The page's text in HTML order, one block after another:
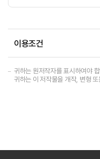
이용조건
귀하는 원저작자를 표시하여야
귀하는 이 저작물을 개작, 변형